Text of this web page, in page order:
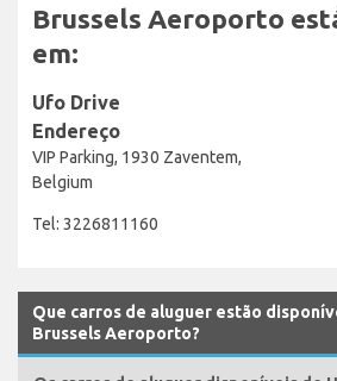
Brussels Aeroporto
em:
Ufo Drive
Endereço
VIP Parking, 1930 Zaventem,
Belgium
Tel: 3226811160
Que carros de aluguer estão
Brussels Aeroporto?